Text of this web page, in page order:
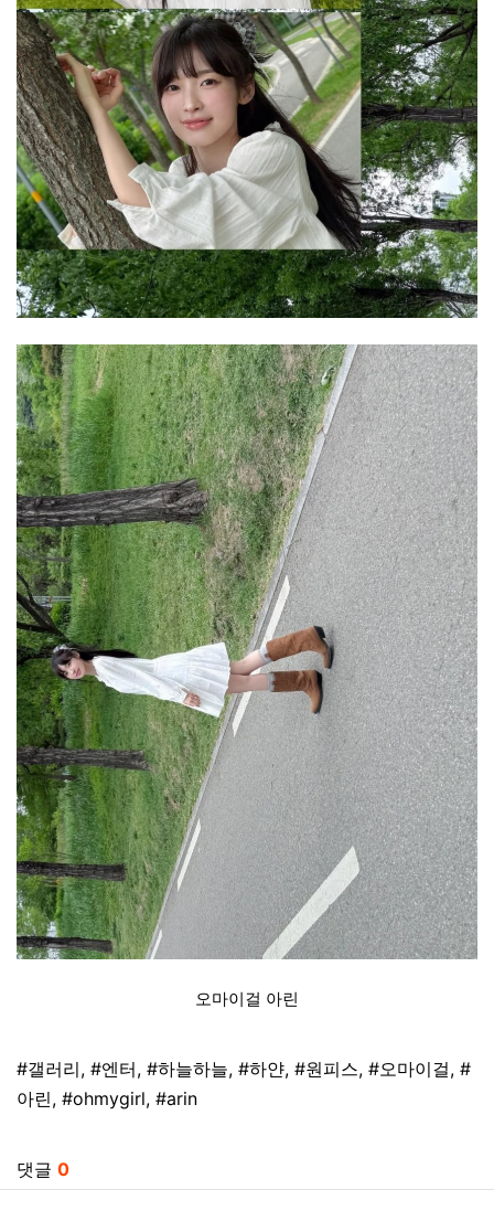
오마이걸 아린
태그
#갤러리, #엔터, #하늘하늘, #하얀, #원피스, #오마이걸, #
아린, #ohmygirl, #arin
댓글 0